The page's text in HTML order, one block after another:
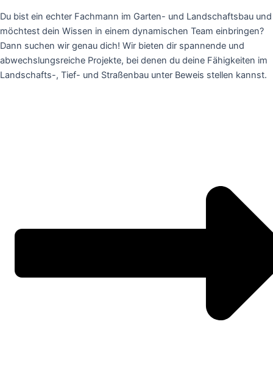
Du bist ein echter Fachmann im Garten- und Landschaftsbau und
möchtest dein Wissen in einem dynamischen Team einbringen?
Dann suchen wir genau dich! Wir bieten dir spannende und
abwechslungsreiche Projekte, bei denen du deine Fähigkeiten im
Landschafts-, Tief- und Straßenbau unter Beweis stellen kannst.